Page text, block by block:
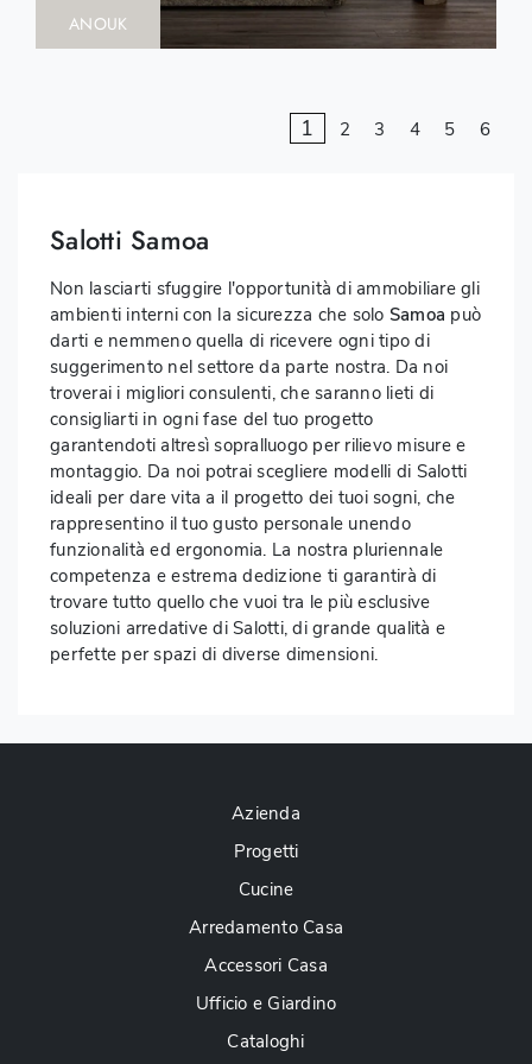
ANOUK
1 2 3 4 5 6
Salotti Samoa
Non lasciarti sfuggire l'opportunità di ammobiliare gli
ambienti interni con la sicurezza che solo Samoa può
darti e nemmeno quella di ricevere ogni tipo di
suggerimento nel settore da parte nostra. Da noi
troverai i migliori consulenti, che saranno lieti di
consigliarti in ogni fase del tuo progetto
garantendoti altresì sopralluogo per rilievo misure e
montaggio. Da noi potrai scegliere modelli di Salotti
ideali per dare vita a il progetto dei tuoi sogni, che
rappresentino il tuo gusto personale unendo
funzionalità ed ergonomia. La nostra pluriennale
competenza e estrema dedizione ti garantirà di
trovare tutto quello che vuoi tra le più esclusive
soluzioni arredative di Salotti, di grande qualità e
perfette per spazi di diverse dimensioni.
Azienda
Progetti
Cucine
Arredamento Casa
Accessori Casa
Ufficio e Giardino
Cataloghi